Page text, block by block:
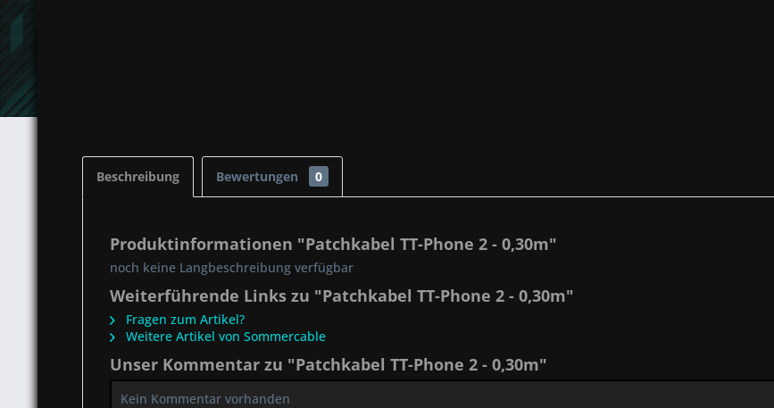
Beschreibung Bewertungen 0
Produktinformationen "Patchkabel TT-Phone 2 - 0,30m"
noch keine Langbeschreibung verfügbar
Weiterführende Links zu "Patchkabel TT-Phone 2 - 0,30m"
Fragen zum Artikel?
Weitere Artikel von Sommercable
Unser Kommentar zu "Patchkabel TT-Phone 2 - 0,30m"
Kein Kommentar vorhanden